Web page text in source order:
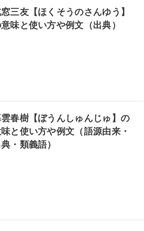
三友【ほくそうのさんゆう】
味と使い方や例文（出典）
春樹【ぼうんしゅんじゅ】の
と使い方や例文（語源由来・
・類義語）